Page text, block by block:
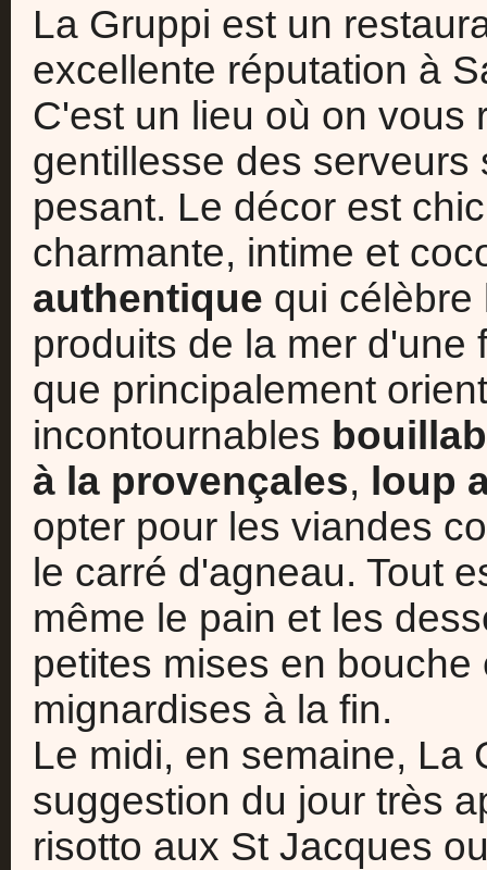
La Gruppi est un
excellente réputation à
C'est un lieu où on vous
gentillesse des
pesant. Le décor est
charmante, intime et
authentique qui célèbre
produits de la mer d'une
que principalement
incontournables
à la provençales, loup
opter pour les viandes
le carré d'agneau. Tout
même le pain et les
petites mises en
mignardises à la fin.
Le midi, en semaine, La
suggestion du jour très
risotto aux St Jacques